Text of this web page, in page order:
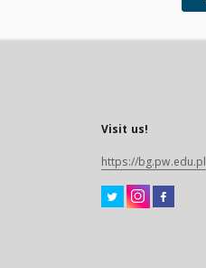
Visit us!
https://bg.pw.edu.pl